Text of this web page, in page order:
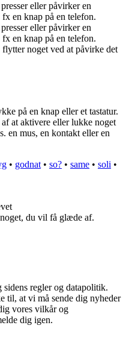
eller påvirker en
en knap på en telefon.
eller påvirker en
en knap på en telefon.
noget ved at påvirke det
på en knap eller et tastatur.
at aktivere eller lukke noget
en mus, en kontakt eller en
• godnat • so? • same • soli •
du vil få glæde af.
sidens regler og datapolitik.
til, at vi må sende dig nyheder
vores vilkår og
dig igen.